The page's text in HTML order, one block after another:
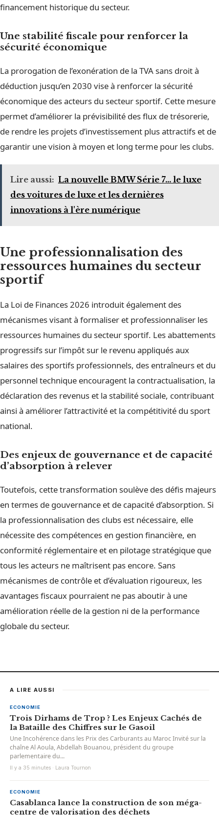
financement historique du secteur.
Une stabilité fiscale pour renforcer la
sécurité économique
La prorogation de l’exonération de la TVA sans droit à
déduction jusqu’en 2030 vise à renforcer la sécurité
économique des acteurs du secteur sportif. Cette mesure
permet d’améliorer la prévisibilité des flux de trésorerie,
de rendre les projets d’investissement plus attractifs et de
garantir une vision à moyen et long terme pour les clubs.
Lire aussi: La nouvelle BMW Série 7... le luxe
des voitures de luxe et les dernières
innovations à l'ère numérique
Une professionnalisation des
ressources humaines du secteur
sportif
La Loi de Finances 2026 introduit également des
mécanismes visant à formaliser et professionnaliser les
ressources humaines du secteur sportif. Les abattements
progressifs sur l’impôt sur le revenu appliqués aux
salaires des sportifs professionnels, des entraîneurs et du
personnel technique encouragent la contractualisation, la
déclaration des revenus et la stabilité sociale, contribuant
ainsi à améliorer l’attractivité et la compétitivité du sport
national.
Des enjeux de gouvernance et de capacité
d’absorption à relever
Toutefois, cette transformation soulève des défis majeurs
en termes de gouvernance et de capacité d’absorption. Si
la professionnalisation des clubs est nécessaire, elle
nécessite des compétences en gestion financière, en
conformité réglementaire et en pilotage stratégique que
tous les acteurs ne maîtrisent pas encore. Sans
mécanismes de contrôle et d’évaluation rigoureux, les
avantages fiscaux pourraient ne pas aboutir à une
amélioration réelle de la gestion ni de la performance
globale du secteur.
A LIRE AUSSI
ECONOMIE
Trois Dirhams de Trop ? Les Enjeux Cachés de
la Bataille des Chiffres sur le Gasoil
Une Incohérence dans les Prix des Carburants au Maroc Invité sur la
chaîne Al Aoula, Abdellah Bouanou, président du groupe
parlementaire du...
Il y a 35 minutes · Laura Tournon
ECONOMIE
Casablanca lance la construction de son méga-
centre de valorisation des déchets